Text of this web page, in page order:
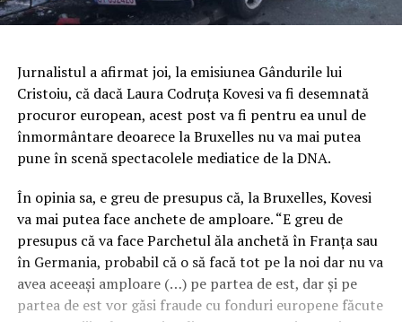
Jurnalistul a afirmat joi, la emisiunea Gândurile lui
Cristoiu, că dacă Laura Codruţa Kovesi va fi desemnată
procuror european, acest post va fi pentru ea unul de
înmormântare deoarece la Bruxelles nu va mai putea
pune în scenă spectacolele mediatice de la DNA.
În opinia sa, e greu de presupus că, la Bruxelles, Kovesi
va mai putea face anchete de amploare. “E greu de
presupus că va face Parchetul ăla anchetă în Franţa sau
în Germania, probabil că o să facă tot pe la noi dar nu va
avea aceeaşi amploare (…) pe partea de est, dar şi pe
partea de est vor găsi fraude cu fonduri europene făcute